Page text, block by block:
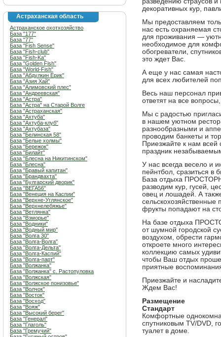
Астраханская область
Астраханское охотхозяйство
База "177"
База "77"
База "Fish Sense"
База "Fish-club"
База "Fish-Ka"
База "Golden Fish"
База "World-Fish"
База "Абдулкин Ерик"
База "Азия Хай"
База "Алимовский плес"
База "Андреевская"
База "Астра"
База "Астра" на Старой Волге
База "Астраханская"
База "Ахтуба"
База "Ахтуба-клуб"
База "Ахтубаза"
База "Белинская 58"
База "Белые холмы"
База "Бережок"
База "Билайт"
База "Блесна на Никитинском"
База "Блесна"
База "Бравый капитан"
База "Брандвахта"
База "Булгарский дворик"
База "ВЕГА56"
База "Венеция на Каспии"
База "Верхне-Углянское"
База "Верхнелебяжье"
База "Ветлянка"
База "Взморье"
База "Водники"
База "Водный мир"
База "Волга 30"
База "Волга-Волга"
База "Волга-Дельта"
База "Волга-Каспий"
База "Волга-парт"
База "Волжанка"
База "Волжанка" с. Растопуловка
База "Волжская"
База "Волжское понизовье"
База "Волчок"
База "Восток"
База "Восход"
База "Вояж"
База "Высокий берег"
База "Генерал"
База "Глаголь"
База "Гремучий"
декоративных кур,
Мы предоставляем
нас есть охраняемая
для проживания —
необходимое для
обогреватели,
это ждет Вас.
А еще у нас самая
для всех любителей
Весь наш персонал
ответят на все
Мы с радостью
в нашем уютном
разнообразными и
проводим банкеты и
Приезжайте к нам
праздник
У нас всегда весело и
пейнтбол, сразиться в
База отдыха
разводим кур, гусей,
овец и лошадей. А
сельскохозяйственные
фрукты попадают на
На базе отдыха
от шумной городской
воздухом, обрести
откроете много
коллекцию самых
чтобы Ваш отдых
приятные
Приезжайте и
Ждем Вас!
Размещение
Стандарт
Комфортные
спутниковым TV/DVD,
туалет в доме.